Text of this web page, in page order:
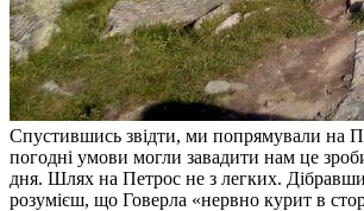
Спустившись звідти, ми попрямували на
погодні умови могли завадити нам це
дня. Шлях на Петрос не з легких.
розумієш, що Говерла «нервно курит в